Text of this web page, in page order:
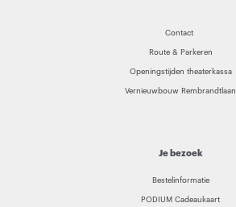
Contact
Route & Parkeren
Openingstijden theaterkassa
Vernieuwbouw Rembrandtlaan
Je bezoek
Bestelinformatie
PODIUM Cadeaukaart